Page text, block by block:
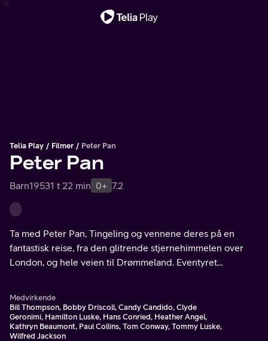
Telia Play Filmer Peter Pan
Peter Pan
Barn19531 t 22 min 0+ 7.2
Ta med Peter Pan, Tingeling og vennene deres på en
fantastisk reise, fra den glitrende stjernehimmelen over
London, og hele veien til Drømmeland. Eventyret
Medvirkende
Bill Thompson, Bobby Driscoll, Candy Candido, Clyde
Geronimi, Hamilton Luske, Hans Conried, Heather Angel,
Kathryn Beaumont, Paul Collins, Tom Conway, Tommy Luske,
Wilfred Jackson